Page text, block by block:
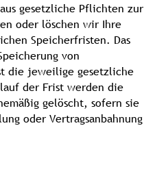
gesetzliche Pflichten zur
oder löschen wir Ihre
Speicherfristen. Das
von
die jeweilige gesetzliche
der Frist werden die
gelöscht, sofern sie
oder Vertragsanbahnung